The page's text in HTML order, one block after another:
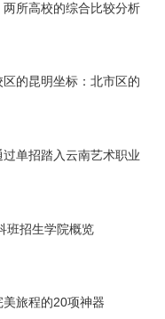
所高校的综合比较分析
的昆明坐标：北市区的
单招踏入云南艺术职业
班招生学院概览
旅程的20项神器